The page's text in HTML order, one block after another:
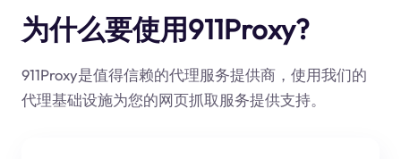
为什么要使用911Proxy?
911Proxy是值得信赖的代理服务提供商，使用我们的
代理基础设施为您的网页抓取服务提供支持。